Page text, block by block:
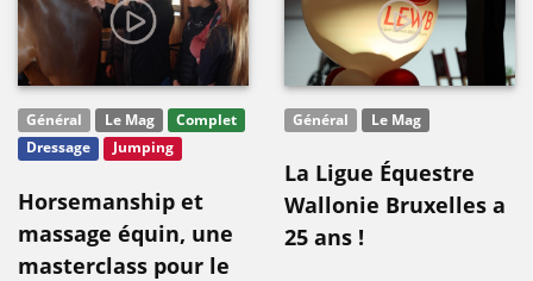
Général Le Mag
Complet
Dressage
Jumping
Horsemanship et
massage équin, une
masterclass pour le
Général Le Mag
La Ligue Équestre
Wallonie Bruxelles a
25 ans !